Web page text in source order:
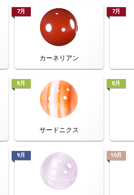
7月
カーネリアン
7月
8月
サードニクス
8月
9月 10月